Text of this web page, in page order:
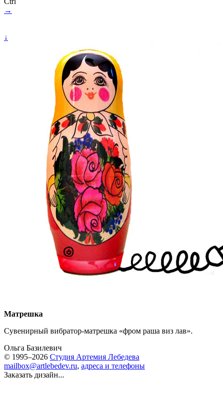
→
↓
Матрешка
Сувенирный вибратор-матрешка «фром раша виз лав».
Ольга Базилевич
© 1995–2026 Студия Артемия Лебедева
mailbox@artlebedev.ru, адреса и телефоны
Заказать дизайн...